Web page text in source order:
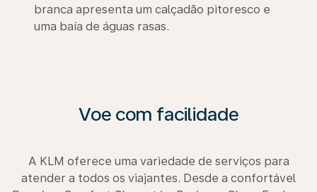
branca apresenta um calçadão pitoresco e
uma baía de águas rasas.
Voe com facilidade
A KLM oferece uma variedade de serviços para
atender a todos os viajantes. Desde a confortável